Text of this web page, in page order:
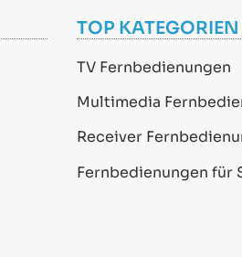
TOP KATEGORIEN
TV Fernbedienungen
Multimedia
Receiver
Fernbedienungen für